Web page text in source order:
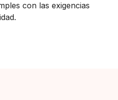
con las exigencias